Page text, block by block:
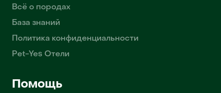
Всё о породах
База знаний
Политика конфиденциальности
Pet-Yes Отели
Помощь